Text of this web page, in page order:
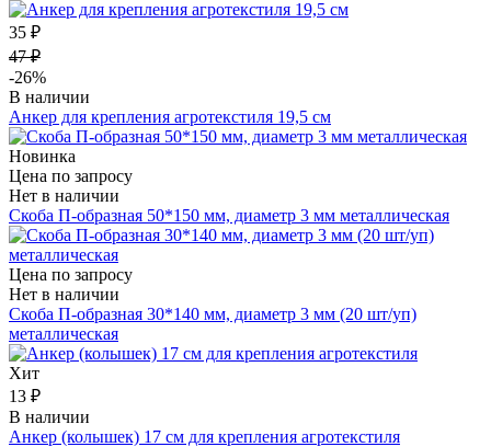
35 ₽
47 ₽
-26%
В наличии
Анкер для крепления агротекстиля 19,5 см
Новинка
Цена по запросу
Нет в наличии
Скоба П-образная 50*150 мм, диаметр 3 мм металлическая
Цена по запросу
Нет в наличии
Скоба П-образная 30*140 мм, диаметр 3 мм (20 шт/уп)
металлическая
Хит
13 ₽
В наличии
Анкер (колышек) 17 см для крепления агротекстиля